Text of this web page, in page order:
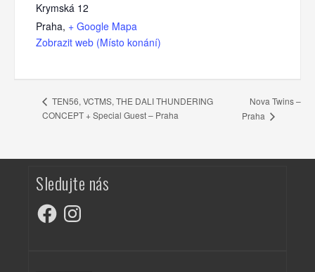
Krymská 12
Praha, + Google Mapa
Zobrazit web (Místo konání)
TEN56, VCTMS, THE DALI THUNDERING
CONCEPT + Special Guest – Praha
Nova Twins –
Praha
Sledujte nás
FacebookInstagram